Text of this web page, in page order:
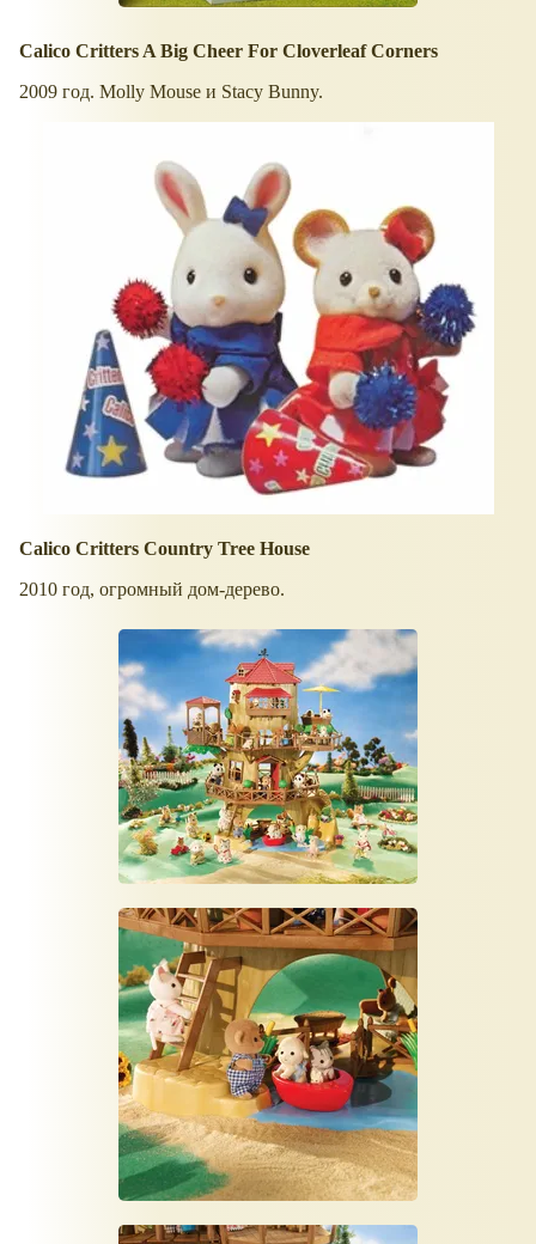
Calico Critters A Big Cheer For Cloverleaf Corners
2009 год. Molly Mouse и Stacy Bunny.
Calico Critters Country Tree House
2010 год, огромный дом-дерево.